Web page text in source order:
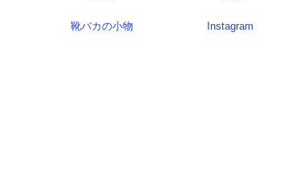
靴バカの小物 Instagram